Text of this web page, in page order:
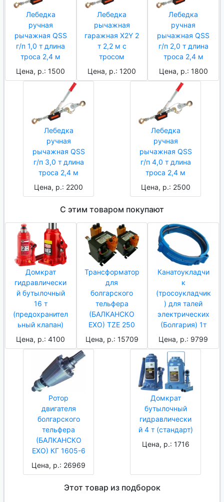
Лебедка
ручная
рычажная QSS
г/п 1,0 т длина
троса 2,4 м
Цена, р.: 1500
Лебедка
рычажная
гаражная X2Y 2
т 2,2 м с
тросом
Цена, р.: 1200
Лебедка
ручная
рычажная QSS
г/п 2,0 т длина
троса 2,4 м
Цена, р.: 1800
Лебедка
ручная
рычажная QSS
г/п 3,0 т длина
троса 2,4 м
Цена, р.: 2200
Лебедка
ручная
рычажная QSS
г/п 4,0 т длина
троса 2,4 м
Цена, р.: 2500
С этим товаром покупают
Домкрат
гидравлически
й бутылочный
16 т
(предохранител
ьный клапан)
Цена, р.: 4100
Трансформатор
для
болгарского
тельфера
(БАЛКАНСКО
ЕХО) TZE 250
Цена, р.: 15709
Канатоукладчи
к
(тросоукладчик
) для талей
электрических
(Болгария) 1т
Цена, р.: 9799
Ротор
двигателя
болгарского
тельфера
(БАЛКАНСКО
ЕХО) КГ 1605-6
Цена, р.: 26969
Домкрат
бутылочный
гидравлически
й 4 т (стандарт)
Цена, р.: 1716
Этот товар из подборок